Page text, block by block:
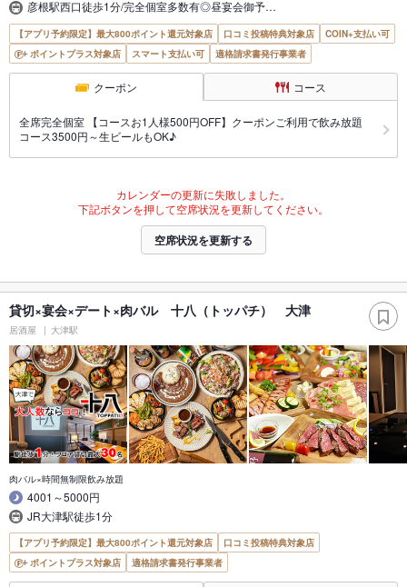
彦根駅西口徒歩1分/完全個室多数有◎昼宴会御予…
【アプリ予約限定】最大800ポイント還元対象店 口コミ投稿特典対象店
COIN+支払い可
ポイントプラス対象店
スマート支払い可 適格請求書発行事業者
クーポン コース
全席完全個室 【コースお1人様500円OFF】クーポンご利用で飲み放題
コース3500円～生ビールもOK♪
カレンダーの更新に失敗しました。
下記ボタンを押して空席状況を更新してください。
空席状況を更新する
貸切×宴会×デート×肉バル 十八（トッパチ） 大津
居酒屋 大津駅
肉バル×時間無制限飲み放題
4001～5000円
JR大津駅徒歩1分
【アプリ予約限定】最大800ポイント還元対象店
口コミ投稿特典対象店
ポイントプラス対象店
適格請求書発行事業者